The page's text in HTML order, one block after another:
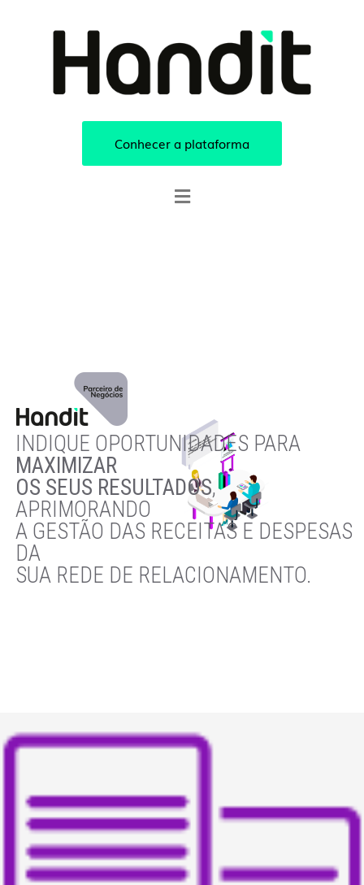
Conhecer a plataforma
INDIQUE OPORTUNIDADES PARA
MAXIMIZAR
OS SEUS RESULTADOS,
APRIMORANDO
A GESTÃO DAS RECEITAS E DESPESAS
DA
SUA REDE DE RELACIONAMENTO.